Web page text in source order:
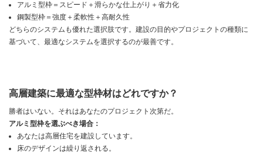
アルミ型枠＝スピード＋滑らかな仕上がり＋省力化
鋼製型枠＝強度＋柔軟性＋高耐久性
どちらのシステムも優れた選択肢です。建設の目的やプロジェクトの種類に
基づいて、最適なシステムを選択するのが最善です。
高層建築に最適な型枠材はどれですか？
勝者はいない。それはあなたのプロジェクト次第だ。
アルミ型枠を選ぶべき場合：
あなたは高層住宅を建設しています。
床のデザインは繰り返される。